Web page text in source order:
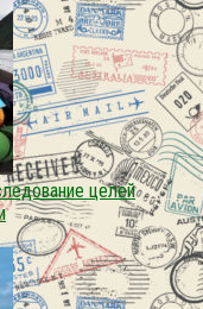
целей